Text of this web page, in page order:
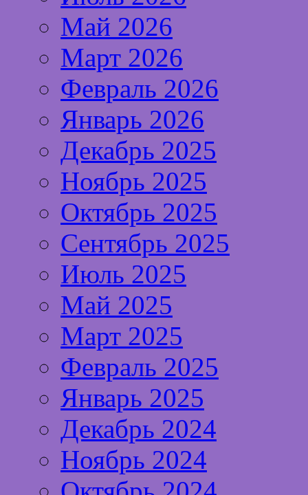
Май 2026
Март 2026
Февраль 2026
Январь 2026
Декабрь 2025
Ноябрь 2025
Октябрь 2025
Сентябрь 2025
Июль 2025
Май 2025
Март 2025
Февраль 2025
Январь 2025
Декабрь 2024
Ноябрь 2024